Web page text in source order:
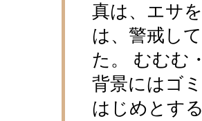
真は、エサ
は、警戒し
た。 むむむ
背景にはゴ
はじめとす